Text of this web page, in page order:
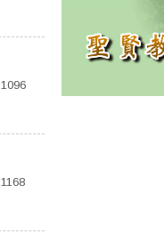
1096
1168